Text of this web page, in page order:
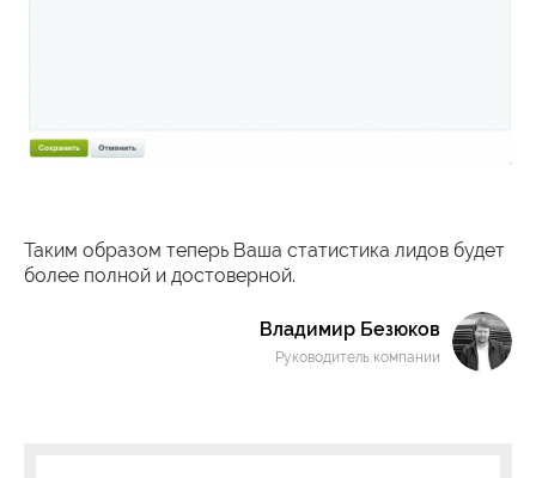
Таким образом теперь Ваша статистика лидов будет
более полной и достоверной.
Владимир Безюков
Руководитель компании